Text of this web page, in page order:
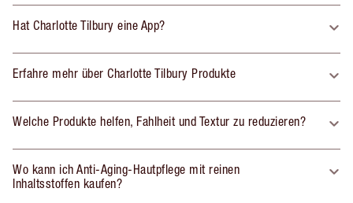
Hat Charlotte Tilbury eine App?
Erfahre mehr über Charlotte Tilbury Produkte
Welche Produkte helfen, Fahlheit und Textur zu reduzieren?
Wo kann ich Anti-Aging-Hautpflege mit reinen
Inhaltsstoffen kaufen?